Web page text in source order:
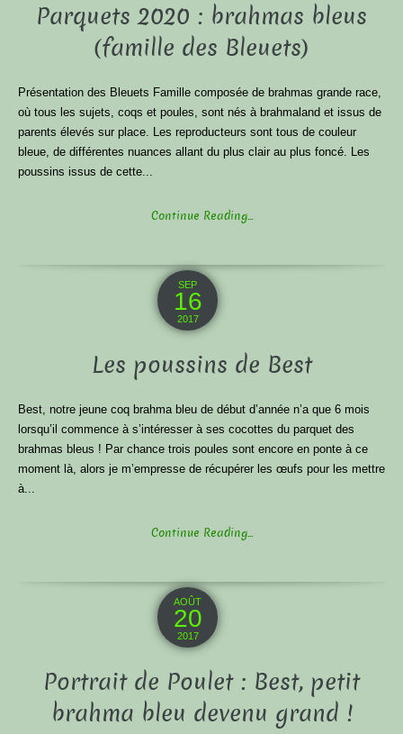
Parquets 2020 : brahmas bleus
(famille des Bleuets)
Présentation des Bleuets Famille composée de brahmas grande race,
où tous les sujets, coqs et poules, sont nés à brahmaland et issus de
parents élevés sur place. Les reproducteurs sont tous de couleur
bleue, de différentes nuances allant du plus clair au plus foncé. Les
poussins issus de cette...
Continue Reading...
SEP
16
2017
Les poussins de Best
Best, notre jeune coq brahma bleu de début d’année n’a que 6 mois
lorsqu’il commence à s’intéresser à ses cocottes du parquet des
brahmas bleus ! Par chance trois poules sont encore en ponte à ce
moment là, alors je m’empresse de récupérer les œufs pour les mettre
à...
Continue Reading...
AOÛT
20
2017
Portrait de Poulet : Best, petit
brahma bleu devenu grand !